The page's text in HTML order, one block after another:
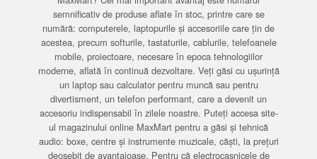
semnificativ de produse aflate în stoc, printre care se
numără: computerele, laptopurile și accesoriile care țin de
acestea, precum softurile, tastaturile, cablurile, telefoanele
mobile, proiectoare, necesare în epoca tehnologiilor
moderne, aflată în continuă dezvoltare. Veți găsi cu ușurință
un laptop sau calculator pentru muncă sau pentru
divertisment, un telefon performant, care a devenit un
accesoriu indispensabil în zilele noastre. Puteți accesa site-
ul magazinului online MaxMart pentru a găsi și tehnică
audio: boxe, centre și instrumente muzicale, căști, la prețuri
deosebit de avantajoase. Pentru că electrocasnicele de